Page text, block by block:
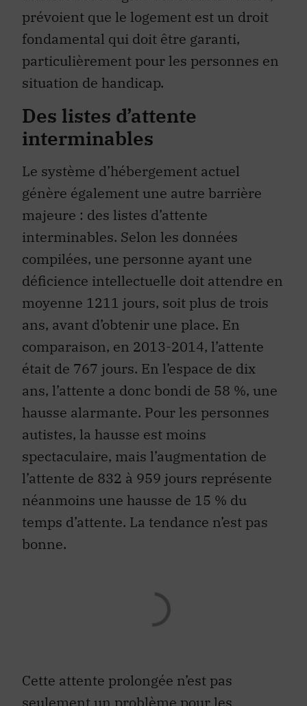
prévoient que le logement est un droit
fondamental qui doit être garanti,
particulièrement pour les personnes en
situation de handicap.
Des listes d’attente
interminables
Le système d’hébergement actuel
génère également une autre barrière
majeure : des listes d’attente
interminables. Selon les données
compilées, une personne ayant une
déficience intellectuelle doit attendre en
moyenne 1211 jours, soit plus de trois
ans, avant d’obtenir une place. En
comparaison, en 2013-2014, l’attente
était de 767 jours. En l’espace de dix
ans, l’attente a donc bondi de 58 %, une
hausse alarmante. Pour les personnes
autistes, la hausse est moins
spectaculaire, mais l’augmentation de
l’attente de 832 à 959 jours représente
néanmoins une hausse de 15 % du
temps d’attente. La tendance n’est pas
bonne.
Cette attente prolongée n’est pas